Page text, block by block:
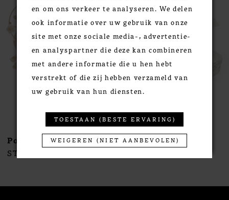
Carousel
end2
3
4
11
12
14
Poirier
STYLE #NC-1396
Poirier
en om ons verkeer te analyseren. We delen
ook informatie over uw gebruik van onze
site met onze sociale media-, advertentie-
en analyspartner die deze kan combineren
met andere informatie die u hen hebt
verstrekt of die zij hebben verzameld van
uw gebruik van hun diensten.
TOESTAAN (BESTE ERVARING)
WEIGEREN (NIET AANBEVOLEN)